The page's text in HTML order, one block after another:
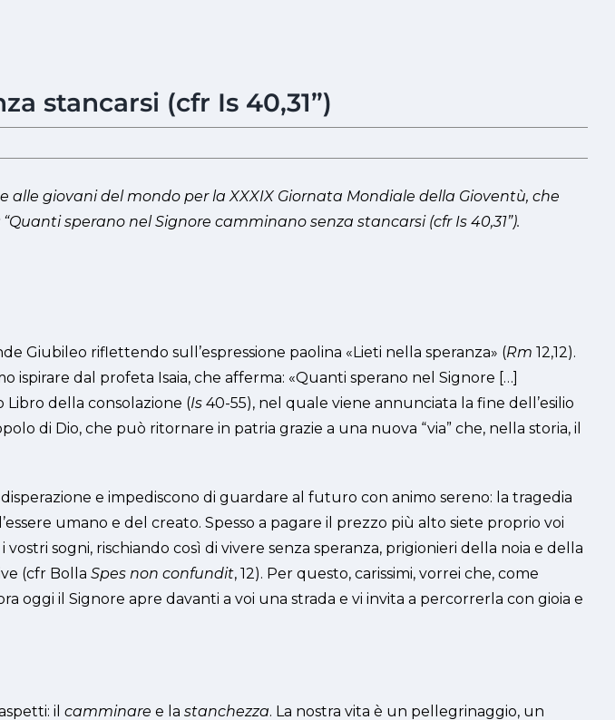
stancarsi (cfr Is 40,31”)
giovani del mondo per la XXXIX Giornata Mondiale della Gioventù, che
sperano nel Signore camminano senza stancarsi (cfr Is 40,31”).
Giubileo riflettendo sull’espressione paolina «Lieti nella speranza» (Rm 12,12).
ispirare dal profeta Isaia, che afferma: «Quanti sperano nel Signore […]
Libro della consolazione (Is40-55), nel quale viene annunciata la fine dell’esilio
di Dio, che può ritornare in patria grazie a una nuova “via” che, nella storia, il
e impediscono di guardare al futuro con animo sereno: la tragedia
umano e del creato. Spesso a pagare il prezzo più alto siete proprio voi
sogni, rischiando così di vivere senza speranza, prigionieri della noia e della
(cfr Bolla Spes non confundit, 12). Per questo, carissimi, vorrei che, come
oggi il Signore apre davanti a voi una strada e vi invita a percorrerla con gioia e
il camminare e la stanchezza. La nostra vita è un pellegrinaggio, un